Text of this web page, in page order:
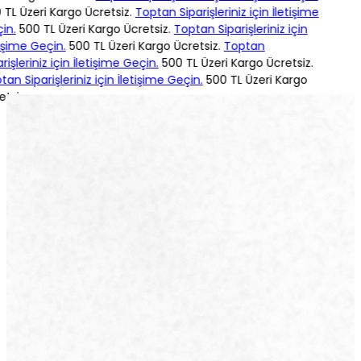
Üzeri Kargo Ücretsiz. Toptan Siparişleriniz için İletişime
500 TL Üzeri Kargo Ücretsiz. Toptan Siparişleriniz için
Geçin. 500 TL Üzeri Kargo Ücretsiz. Toptan
için İletişime Geçin. 500 TL Üzeri Kargo Ücretsiz.
Siparişleriniz için İletişime Geçin. 500 TL Üzeri Kargo